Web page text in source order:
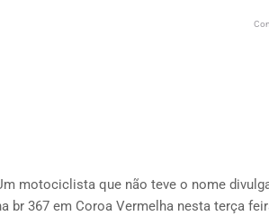
motociclista que não teve o nome
br 367 em Coroa Vermelha nesta terça